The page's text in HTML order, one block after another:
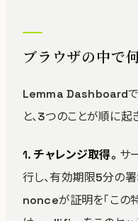
ブラウザの中で
Lemma Dashboardで
と、3つのことが順に起
1. チャレンジ取得。 サ
行し、有効期限5分の署
nonceが証明を「この